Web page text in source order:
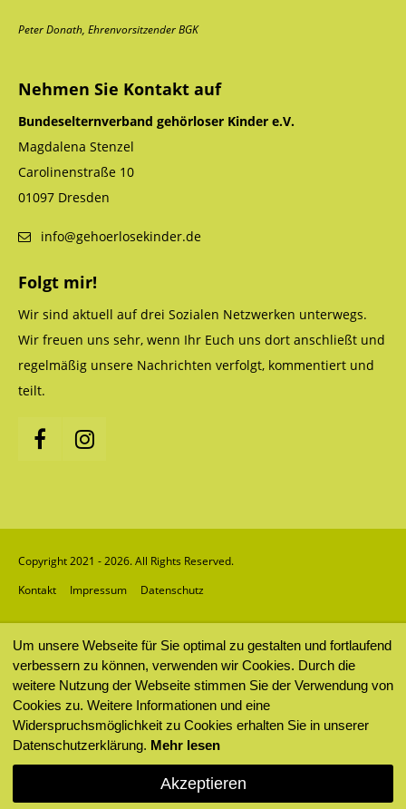
Drop us a line
info@yourdomain.com
About us
Lorem ipsum dolor sit amet, consectetuer
massa. Cum sociis natoque penatibus et
magnis dis parturient montes, nascetur
ridiculus mus. Donec quam felis, ultricies nec.
Peter Donath, Ehrenvorsitzender BGK
Nehmen Sie Kontakt auf
Bundeselternverband gehörloser Kinder e.V.
Magdalena Stenzel
Carolinenstraße 10
01097 Dresden
info@gehoerlosekinder.de
Folgt mir!
Wir sind aktuell auf drei Sozialen Netzwerken unterwegs.
Wir freuen uns sehr, wenn Ihr Euch uns dort anschließt und
regelmäßig unsere Nachrichten verfolgt, kommentiert und
teilt.
Copyright 2021 - 2026. All Rights Reserved.
Kontakt
Impressum Datenschutz
Um unsere Webseite für Sie optimal zu gestalten und fortlaufend
verbessern zu können, verwenden wir Cookies. Durch die
weitere Nutzung der Webseite stimmen Sie der Verwendung von
Cookies zu. Weitere Informationen und eine
Widerspruchsmöglichkeit zu Cookies erhalten Sie in unserer
Datenschutzerklärung. Mehr lesen
Akzeptieren